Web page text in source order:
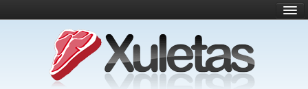
¿Qué es esto?
Directorio